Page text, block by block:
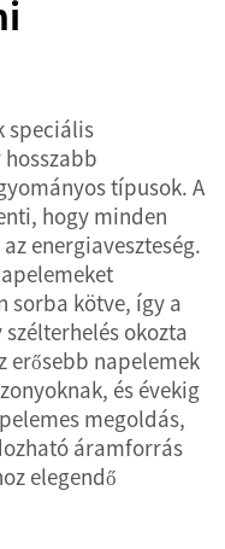
speciális
típusok. A
hogy minden
energiaveszteség.
sorba kötve, így a
okozta
erősebb napelemek
és évekig
megoldás,
áramforrás
elegendő